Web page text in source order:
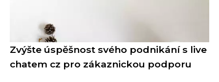
Zvýšte úspěšnost svého podnikání s live
chatem cz pro zákaznickou podporu